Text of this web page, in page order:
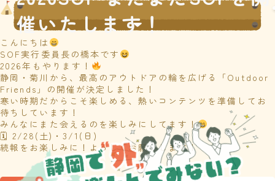
催いたします！
こんにちは
SOF実行委員長の橋本です
2026年もやります！
静岡・菊川から、最高のアウトドアの輪を広げる「Outdoor
Friends」の開催が決定しました！
寒い時期だからこそ楽しめる、熱いコンテンツを準備してお
待ちしています！
みんなにまた会えるのを楽しみにしてます！
🗓 2/28(土)・3/1(日)
続報をお楽しみに！よろしくお願いします！